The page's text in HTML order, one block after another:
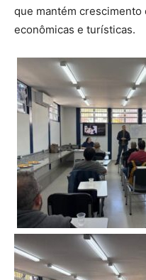
que mantém crescimento
econômicas e turísticas.